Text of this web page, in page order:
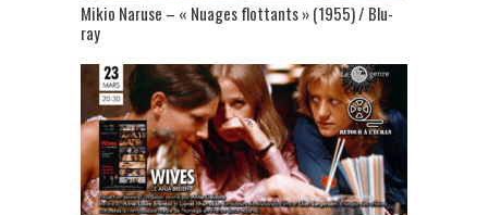
Mikio Naruse – « Nuages flottants » (1955) / Blu-
ray